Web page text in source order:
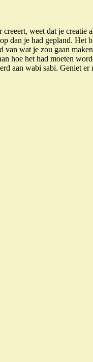
weet dat je
dan je had gepland.
van wat je zou gaan
hoe het had moeten
aan wabi sabi. Geniet